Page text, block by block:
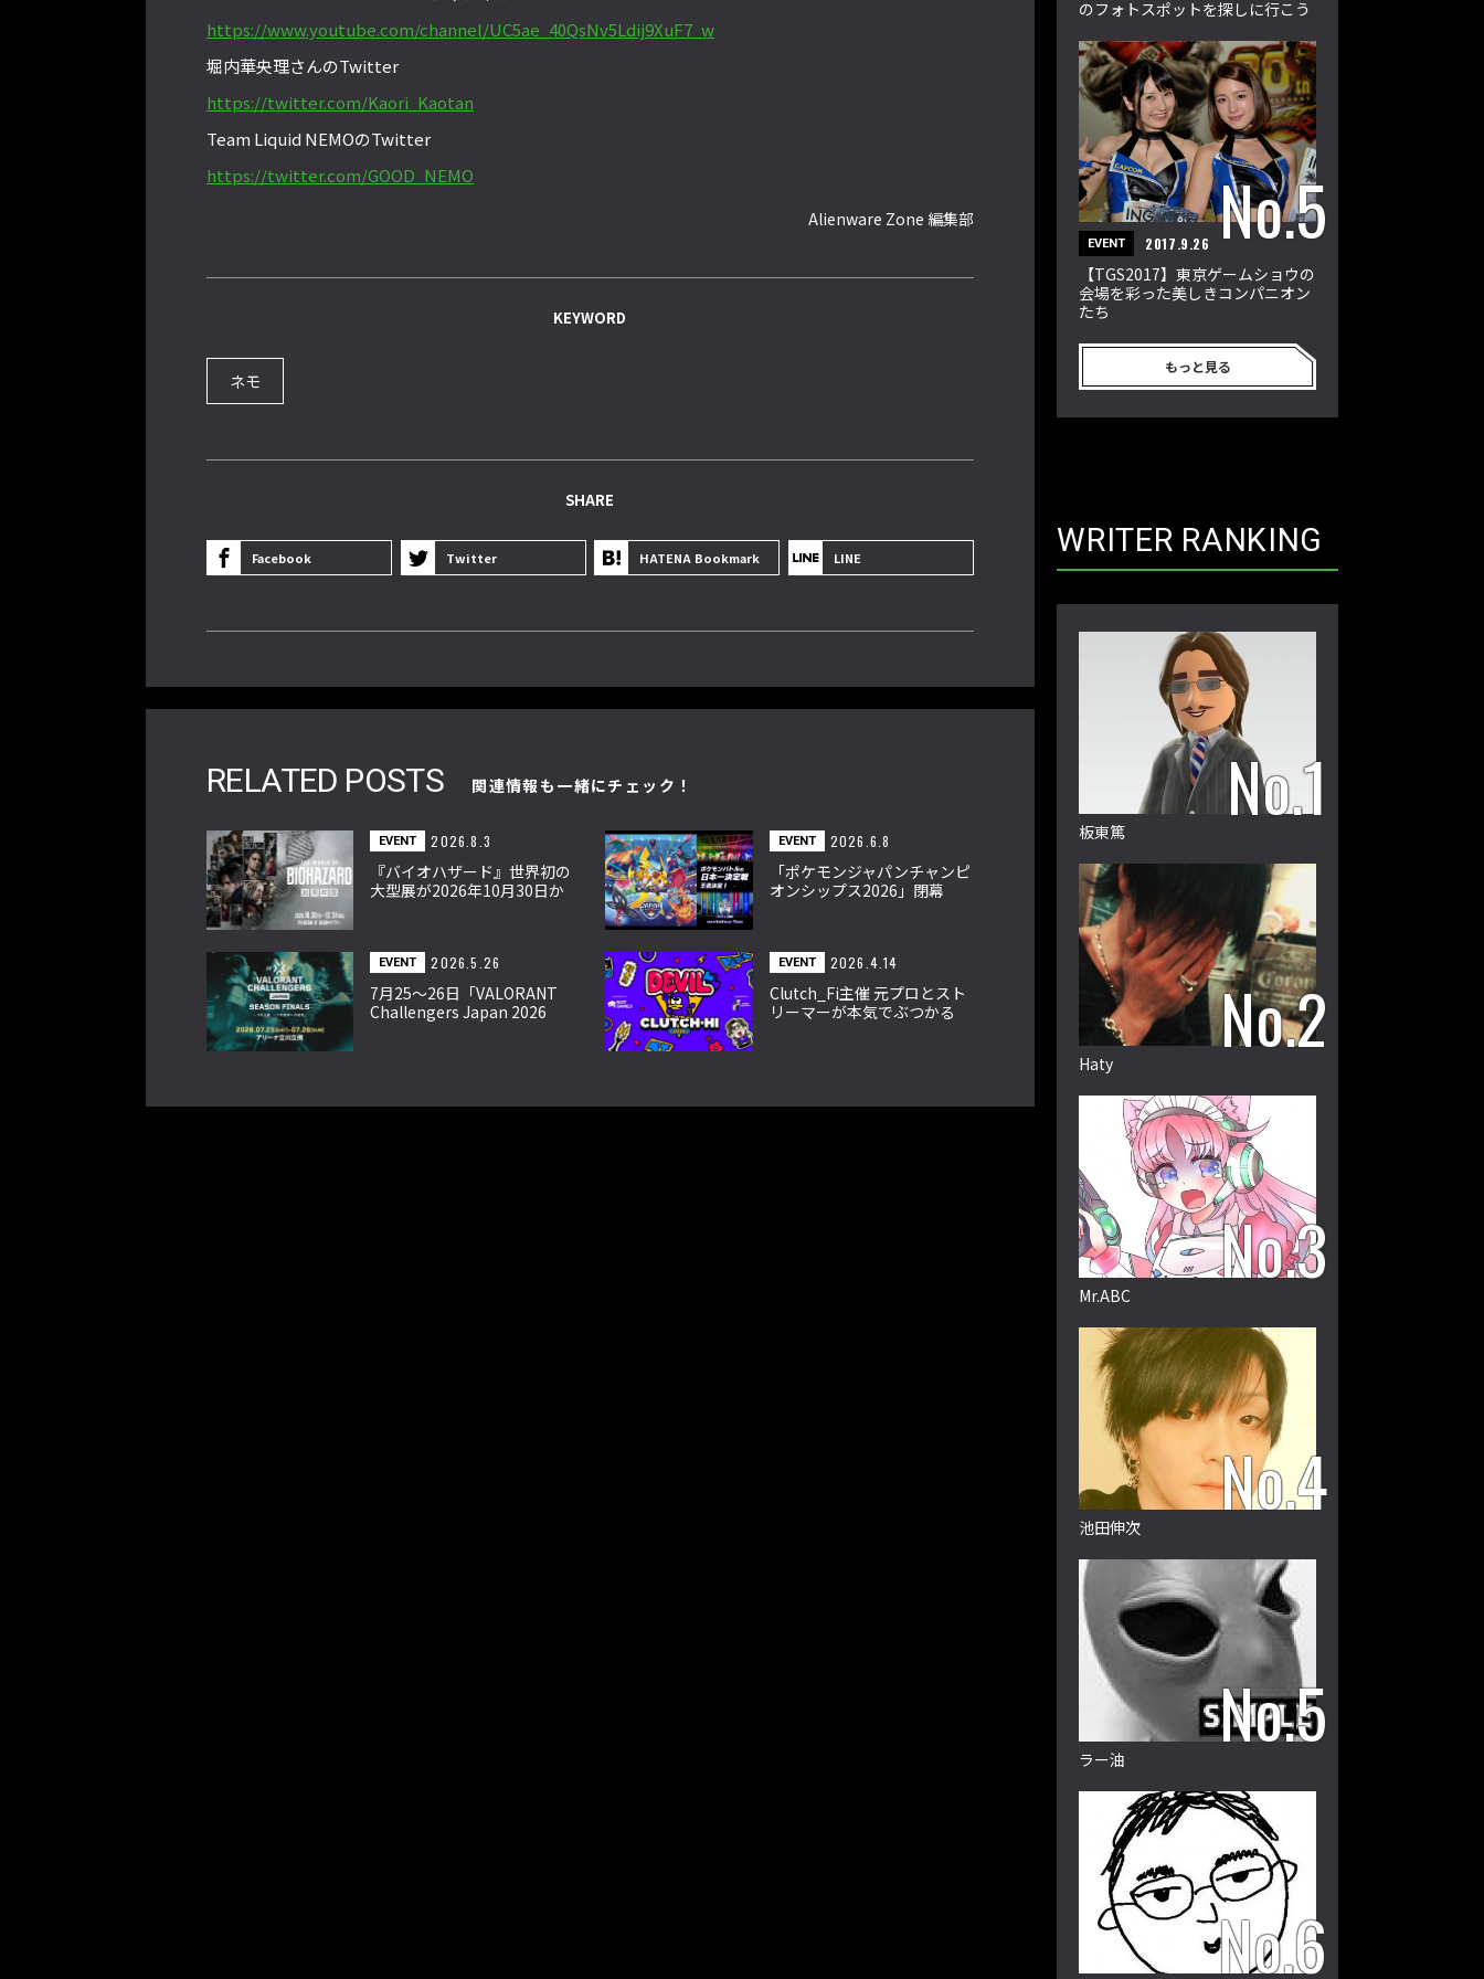
https://www.youtube.com/channel/UC5ae_40QsNv5Ldij9XuF7_w
堀内華央理さんのTwitter
https://twitter.com/Kaori_Kaotan
Team Liquid NEMOのTwitter
https://twitter.com/GOOD_NEMO
Alienware Zone 編集部
KEYWORD
ネモ
SHARE
Facebook Twitter HATENA Bookmark LINE
RELATED POSTS 関連情報も一緒にチェック！
EVENT 2026.8.3
『バイオハザード』世界初の
大型展が2026年10月30日か
EVENT 2026.6.8
「ポケモンジャパンチャンピ
オンシップス2026」閉幕
EVENT 2026.5.26
7月25〜26日「VALORANT
Challengers Japan 2026
EVENT 2026.4.14
Clutch_Fi主催 元プロとスト
リーマーが本気でぶつかる
のフォトスポットを探しに行こう
EVENT 2017.9.26
【TGS2017】東京ゲームショウの
会場を彩った美しきコンパニオン
たち
もっと見る
WRITER RANKING
板東篤
Haty
Mr.ABC
池田伸次
ラー油